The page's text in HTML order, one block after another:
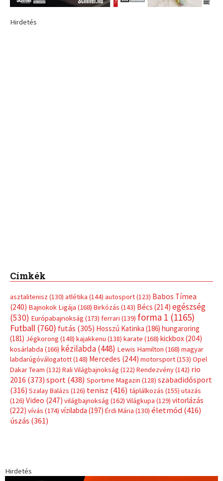
Hirdetés
Címkék
(181)Jégkorong(148)kajakkenu(138)karate(168)kickbox(204)